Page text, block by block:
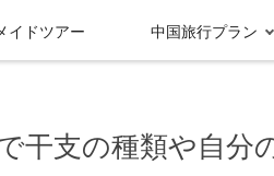
イドツアー 中国旅行プラン
干支の種類や自分